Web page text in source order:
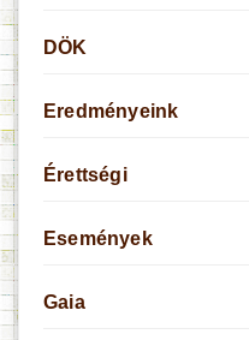
DÖK
Eredményeink
Érettségi
Események
Gaia